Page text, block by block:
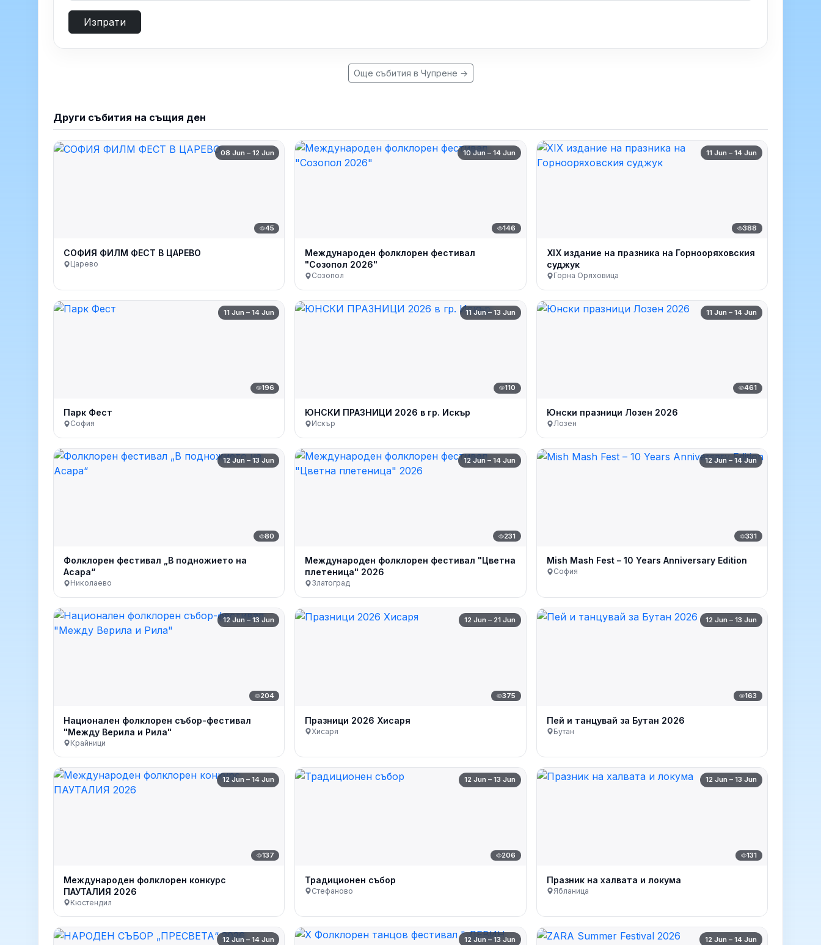
Изпрати
Още събития в Чупрене →
Други събития на същия ден
08 Jun – 12 Jun
45
СОФИЯ ФИЛМ ФЕСТ В ЦАРЕВО
Царево
10 Jun – 14 Jun
146
Международен фолклорен фестивал
"Созопол 2026"
Созопол
11 Jun – 14 Jun
388
XIX издание на празника на Горнооряховския
суджук
Горна Оряховица
11 Jun – 14 Jun
196
Парк Фест
София
11 Jun – 13 Jun
110
ЮНСКИ ПРАЗНИЦИ 2026 в гр. Искър
Искър
11 Jun – 14 Jun
461
Юнски празници Лозен 2026
Лозен
12 Jun – 13 Jun
80
Фолклорен фестивал „В подножието на
Асара“
Николаево
12 Jun – 14 Jun
231
Международен фолклорен фестивал "Цветна
плетеница" 2026
Златоград
12 Jun – 14 Jun
331
Mish Mash Fest – 10 Years Anniversary Edition
София
12 Jun – 13 Jun
204
Национален фолклорен събор-фестивал
"Между Верила и Рила"
Крайници
12 Jun – 21 Jun
375
Празници 2026 Хисаря
Хисаря
12 Jun – 13 Jun
163
Пей и танцувай за Бутан 2026
Бутан
12 Jun – 14 Jun
137
Международен фолклорен конкурс
ПАУТАЛИЯ 2026
Кюстендил
12 Jun – 13 Jun
206
Традиционен събор
Стефаново
12 Jun – 13 Jun
131
Празник на халвата и локума
Ябланица
12 Jun – 14 Jun 12 Jun – 13 Jun 12 Jun – 14 Jun